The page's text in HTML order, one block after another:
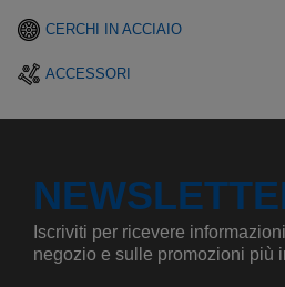
CERCHI IN ACCIAIO
ACCESSORI
Iscriviti per ricevere
negozio e sulle promozioni più